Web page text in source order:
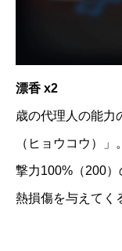
漂香 x2
歳の代理人の能力
（ヒョウコウ）
撃力100%（200
熱損傷を与えてく